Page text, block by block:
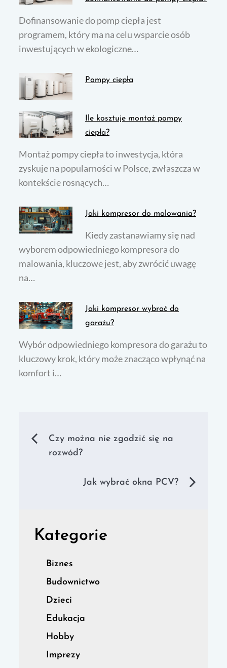
Dofinansowanie do pomp ciepła jest
programem, który ma na celu wsparcie osób
inwestujących w ekologiczne…
Pompy ciepła
Ile kosztuje montaż pompy
ciepła?
Montaż pompy ciepła to inwestycja, która
zyskuje na popularności w Polsce, zwłaszcza w
kontekście rosnących…
Jaki kompresor do malowania?
Kiedy zastanawiamy się nad
wyborem odpowiedniego kompresora do
malowania, kluczowe jest, aby zwrócić uwagę
na…
Jaki kompresor wybrać do
garażu?
Wybór odpowiedniego kompresora do garażu to
kluczowy krok, który może znacząco wpłynąć na
komfort i…
Nawigacja
Czy można nie zgodzić się na
rozwód?
Jak wybrać okna PCV?
Kategorie
Biznes
Budownictwo
Dzieci
Edukacja
Hobby
Imprezy